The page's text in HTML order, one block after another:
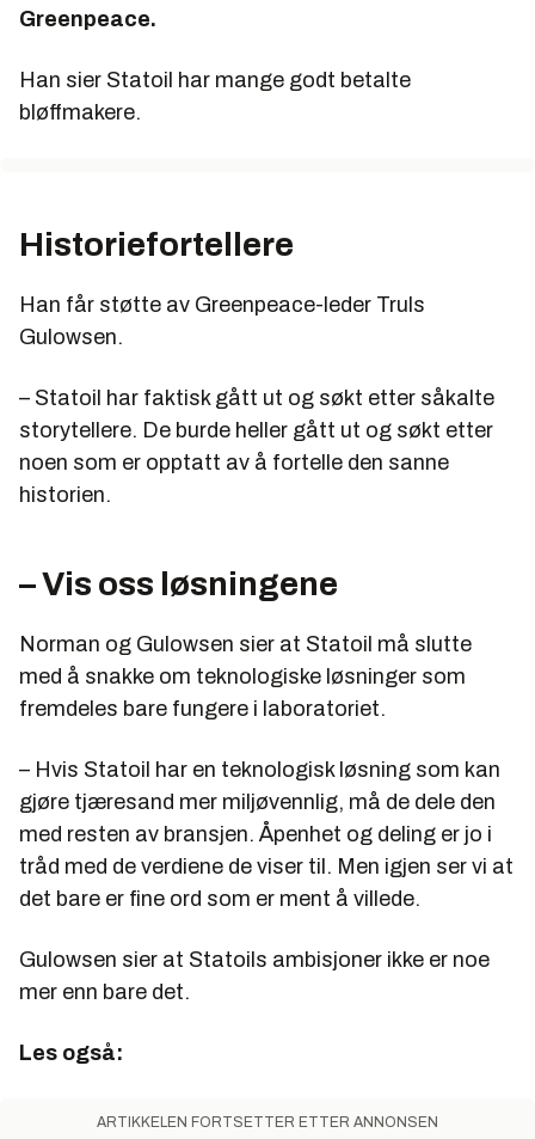
Greenpeace.
Han sier Statoil har mange godt betalte
bløffmakere.
Historiefortellere
Han får støtte av Greenpeace-leder Truls
Gulowsen.
– Statoil har faktisk gått ut og søkt etter såkalte
storytellere. De burde heller gått ut og søkt etter
noen som er opptatt av å fortelle den sanne
historien.
– Vis oss løsningene
Norman og Gulowsen sier at Statoil må slutte
med å snakke om teknologiske løsninger som
fremdeles bare fungere i laboratoriet.
– Hvis Statoil har en teknologisk løsning som kan
gjøre tjæresand mer miljøvennlig, må de dele den
med resten av bransjen. Åpenhet og deling er jo i
tråd med de verdiene de viser til. Men igjen ser vi at
det bare er fine ord som er ment å villede.
Gulowsen sier at Statoils ambisjoner ikke er noe
mer enn bare det.
Les også:
ARTIKKELEN FORTSETTER ETTER ANNONSEN